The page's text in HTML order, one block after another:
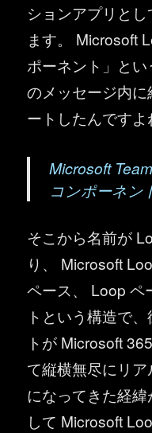
ションアプリと
ます。 Microsoft
ポーネント」と
のメッセージ内
ートしたんですよ
Microsoft
コンポーネン
そこから名前が
り、 Microsoft
ペース、 Loop ペ
トという構造で
トが Microsoft
て縦横無尽にリ
になってきた経
して Microsoft